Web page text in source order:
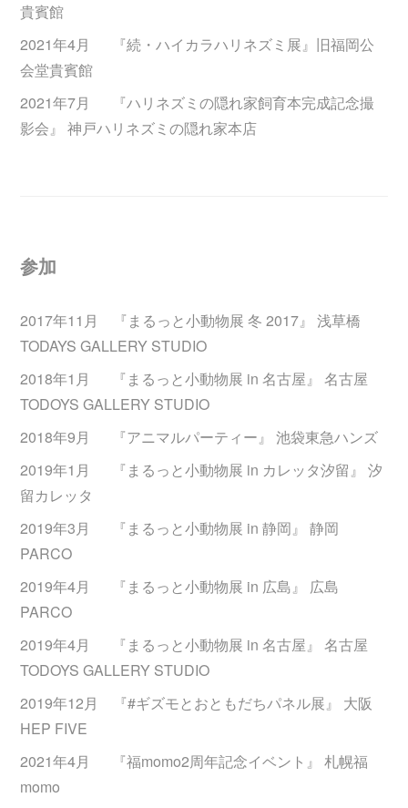
貴賓館
2021年4月 『続・ハイカラハリネズミ展』旧福岡公
会堂貴賓館
2021年7月 『ハリネズミの隠れ家飼育本完成記念撮
影会』 神戸ハリネズミの隠れ家本店
参加
2017年11月 『まるっと小動物展 冬 2017』 浅草橋
TODAYS GALLERY STUDIO
2018年1月 『まるっと小動物展 in 名古屋』 名古屋
TODOYS GALLERY STUDIO
2018年9月 『アニマルパーティー』 池袋東急ハンズ
2019年1月 『まるっと小動物展 in カレッタ汐留』 汐
留カレッタ
2019年3月 『まるっと小動物展 in 静岡』 静岡
PARCO
2019年4月 『まるっと小動物展 in 広島』 広島
PARCO
2019年4月 『まるっと小動物展 in 名古屋』 名古屋
TODOYS GALLERY STUDIO
2019年12月 『#ギズモとおともだちパネル展』 大阪
HEP FIVE
2021年4月 『福momo2周年記念イベント』 札幌福
momo